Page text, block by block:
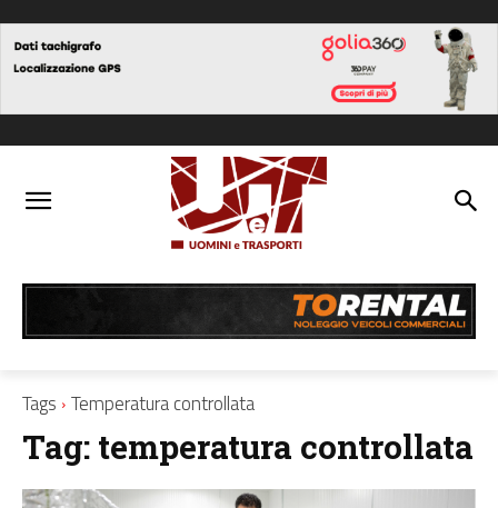
Tags Temperatura controllata
Tag: temperatura controllata